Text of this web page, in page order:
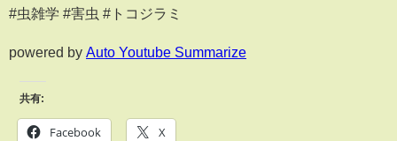
#虫雑学 #害虫 #トコジラミ
powered by Auto Youtube Summarize
共有:
Facebook X